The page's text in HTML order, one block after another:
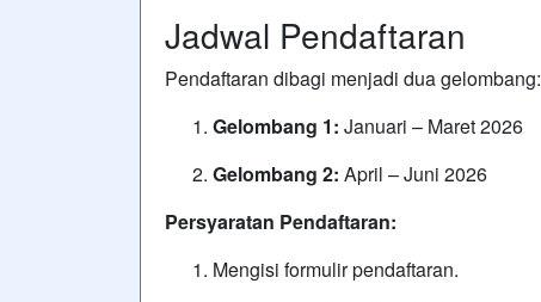
Jadwal Pendaftaran
Pendaftaran dibagi menjadi dua gelombang:
Gelombang 1: Januari – Maret 2026
Gelombang 2: April – Juni 2026
Persyaratan Pendaftaran:
Mengisi formulir pendaftaran.